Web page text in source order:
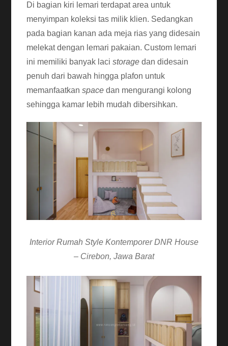
Di bagian kiri lemari terdapat area untuk
menyimpan koleksi tas milik klien. Sedangkan
pada bagian kanan ada meja rias yang didesain
melekat dengan lemari pakaian. Custom lemari
ini memiliki banyak lacistorage dan didesain
penuh dari bawah hingga plafon untuk
memanfaatkanspacedan mengurangi kolong
sehingga kamar lebih mudah dibersihkan.
Interior Rumah Style Kontemporer DNR House
– Cirebon, Jawa Barat